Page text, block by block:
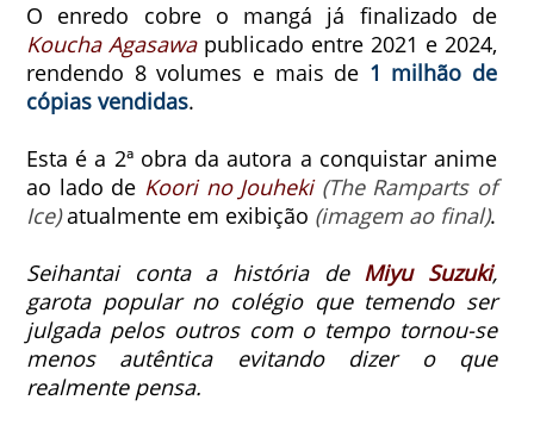
O enredo cobre o mangá já finalizado de
Koucha Agasawapublicado entre 2021 e 2024,
rendendo 8 volumes e mais de 1 milhão de
cópias vendidas.
Esta é a 2ª obra da autora a conquistar anime
ao lado de Koori no Jouheki (The Ramparts of
Ice)atualmente em exibição (imagem ao final).
Seihantai conta a história de Miyu Suzuki,
garota popular no colégio que temendo ser
julgada pelos outros com o tempo tornou-se
menos autêntica evitando dizer o que
realmente pensa.